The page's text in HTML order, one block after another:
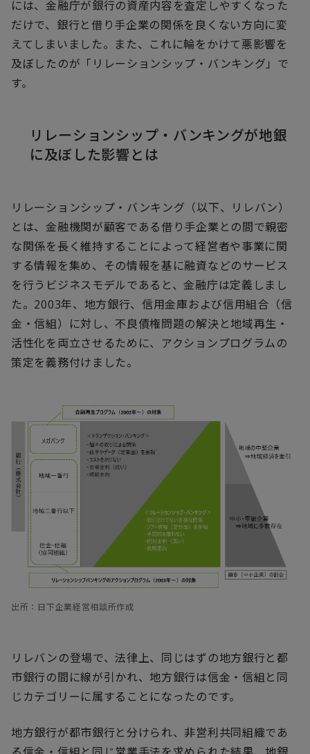
には、金融庁が銀行の資産内容を査定しやすくなった
だけで、銀行と借り手企業の関係を良くない方向に変
えてしまいました。また、これに輪をかけて悪影響を
及ぼしたのが「リレーションシップ・バンキング」で
す。
リレーションシップ・バンキングが地銀
に及ぼした影響とは
リレーションシップ・バンキング（以下、リレバン）
とは、金融機関が顧客である借り手企業との間で親密
な関係を長く維持することによって経営者や事業に関
する情報を集め、その情報を基に融資などのサービス
を行うビジネスモデルであると、金融庁は定義しまし
た。2003年、地方銀行、信用金庫および信用組合（信
金・信組）に対し、不良債権問題の解決と地域再生・
活性化を両立させるために、アクションプログラムの
策定を義務付けました。
出所：日下企業経営相談所作成
リレバンの登場で、法律上、同じはずの地方銀行と都
市銀行の間に線が引かれ、地方銀行は信金・信組と同
じカテゴリーに属することになったのです。
地方銀行が都市銀行と分けられ、非営利共同組織であ